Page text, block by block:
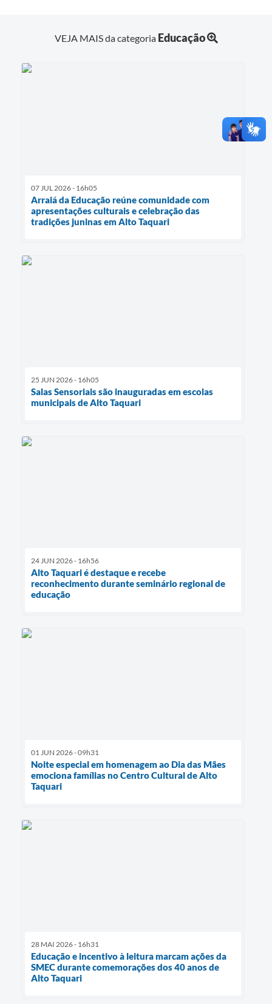
VEJA MAIS da categoria Educação
07 JUL 2026 - 16h05
Arraiá da Educação reúne comunidade com
apresentações culturais e celebração das
tradições juninas em Alto Taquari
25 JUN 2026 - 16h05
Salas Sensoriais são inauguradas em escolas
municipais de Alto Taquari
24 JUN 2026 - 16h56
Alto Taquari é destaque e recebe
reconhecimento durante seminário regional de
educação
01 JUN 2026 - 09h31
Noite especial em homenagem ao Dia das Mães
emociona famílias no Centro Cultural de Alto
Taquari
28 MAI 2026 - 16h31
Educação e incentivo à leitura marcam ações da
SMEC durante comemorações dos 40 anos de
Alto Taquari